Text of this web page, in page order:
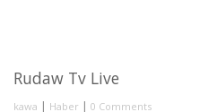
Rudaw Tv Live
kawa | Haber | 0 Comments